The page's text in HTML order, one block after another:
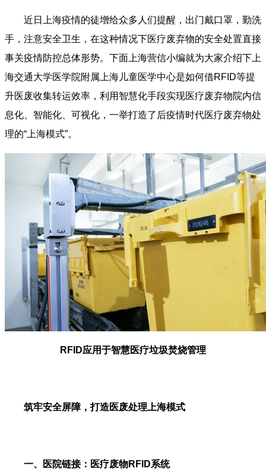
近日上海疫情的徒增给众多人们提醒，出门戴口罩，勤洗
手，注意安全卫生，在这种情况下医疗废弃物的安全处置直接
事关疫情防控总体形势。下面上海营信小编就为大家介绍下上
海交通大学医学院附属上海儿童医学中心是如何借RFID等提
升医废收集转运效率，利用智慧化手段实现医疗废弃物院内信
息化、智能化、可视化，一举打造了后疫情时代医疗废弃物处
理的“上海模式”。
RFID应用于智慧医疗垃圾焚烧管理
筑牢安全屏障，打造医废处理上海模式
一、医院链接：医疗废物RFID系统